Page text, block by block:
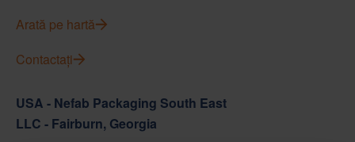
Arată pe hartă
Contactați
USA - Nefab Packaging South East
LLC - Fairburn, Georgia